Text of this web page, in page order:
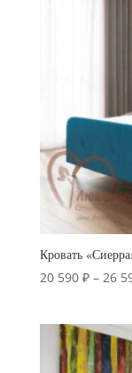
Кровать
20 590 ₽ – 26